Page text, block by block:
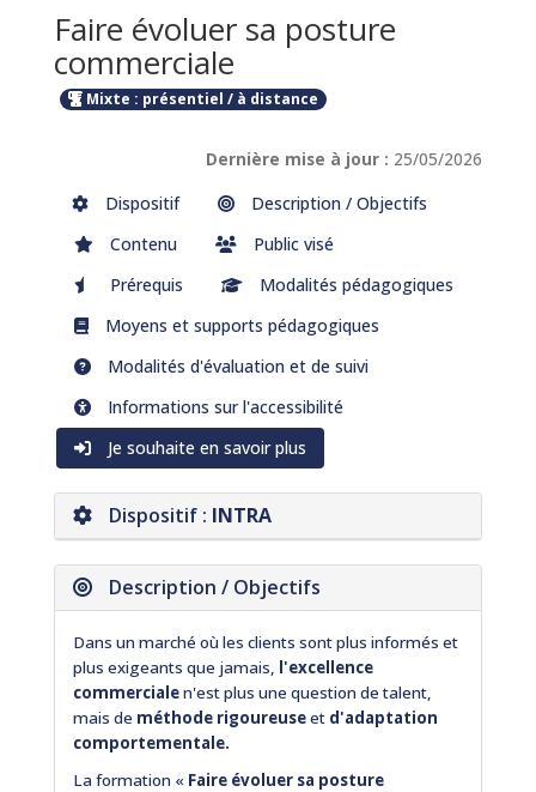
Faire évoluer sa posture
commerciale
Mixte : présentiel / à distance
Dernière mise à jour : 25/05/2026
Dispositif
Description / Objectifs
Contenu
Public visé
Prérequis
Modalités pédagogiques
Moyens et supports pédagogiques
Modalités d'évaluation et de suivi
Informations sur l'accessibilité
Je souhaite en savoir plus
Dispositif : INTRA
Description / Objectifs
Dans un marché où les clients sont plus informés et
plus exigeants que jamais, l'excellence
commercialen'est plus une question de talent,
mais de méthode rigoureuseet d'adaptation
comportementale.
La formation « Faire évoluer sa posture